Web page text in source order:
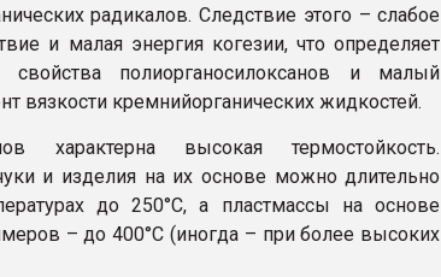
радикалов. Следствие этого – слабое
и малая энергия когезии, что определяет
свойства полиорганосилоксанов и малый
вязкости кремнийорганических жидкостей.
характерна высокая термостойкость.
и изделия на их основе можно длительно
до 250°С, а пластмассы на основе
– до 400°С (иногда – при более высоких